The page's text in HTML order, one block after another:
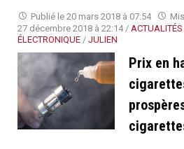
Publié le 20 mars 2018 à 07:54
27 décembre 2018 à 22:14 /
ÉLECTRONIQUE / JULIEN
Prix en